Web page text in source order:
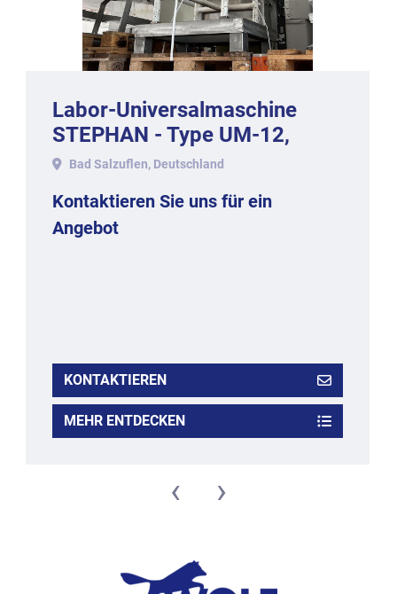
Labor-Universalmaschine
STEPHAN - Type UM-12,
Baujahr 1982.
Bad Salzuflen, Deutschland
Kontaktieren Sie uns für ein
Angebot
KONTAKTIEREN
MEHR ENTDECKEN
‹ ›